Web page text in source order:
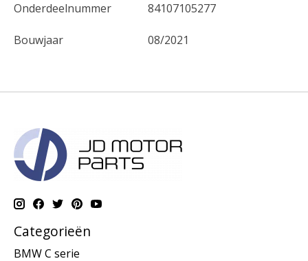
Onderdeelnummer 84107105277
Bouwjaar 08/2021
Categorieën
BMW C serie